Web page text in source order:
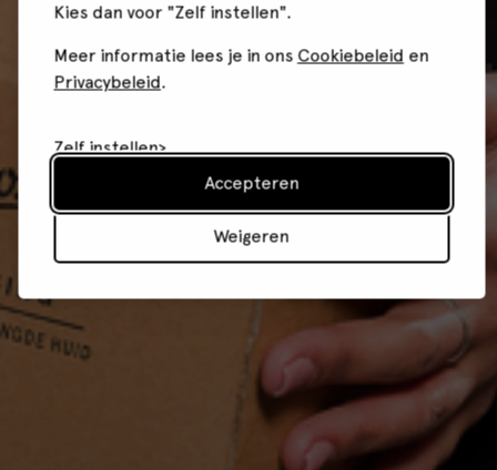
Kies dan voor "Zelf instellen".
Meer informatie lees je in ons Cookiebeleid en
Privacybeleid.
Zelf instellen
Weigeren
Accepteren